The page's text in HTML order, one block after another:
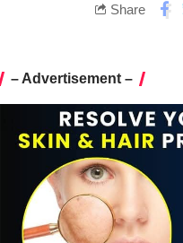
Share
– Advertisement –